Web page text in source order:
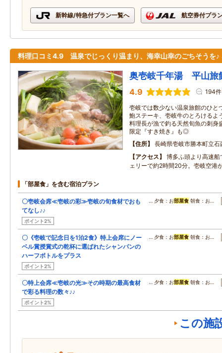
新幹線/特急付プラン一覧へ 航空券付プラ
料理口コミ4.9 温泉でじっくり温まり、海幸山幸のごちそうを♪
奥壱岐千年湯 平山旅
4.9 194件
壱岐では数少ない温泉旅館のひと
鮑ステーキ、壱岐牛のとろけるよ
料理長が漁で釣る天然旬魚の刺身
限定『すき焼き』も◎
住所
長崎県壱岐市勝本町立石
アクセス
博多ふ頭より高速
ェリーで約2時間20分。壱岐空港
「部屋食」を含む宿泊プラン
〇壱岐会席≪壱岐の彩≫壱岐の旬食材でおも
てなし♪♪
ポイント2%
… 夕食：お部屋食 朝食：お…
〇《壱岐で記念日を1泊2食》特上会席にノー
ベル賞授賞式の乾杯に選ばれたシャンパンの
ハーフボトルをプラス
ポイント2%
… 夕食：お部屋食 朝食：お…
〇特上会席≪壱岐の光≫その時期の最高食材
で彩る料理の数々♪♪
ポイント2%
… 夕食：お部屋食 朝食：お…
この施